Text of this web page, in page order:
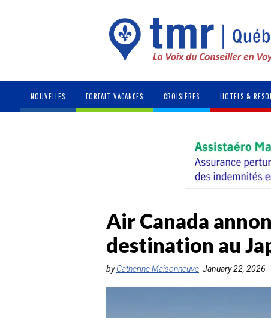
NOUVELLES FORFAIT VACANCES CROISIÈRES HOTELS &
Air Canada
destination au
byCatherine Maisonneuve January 22, 2026